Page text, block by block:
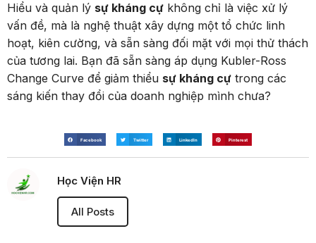
Hiểu và quản lý sự kháng cự không chỉ là việc xử lý
vấn đề, mà là nghệ thuật xây dựng một tổ chức linh
hoạt, kiên cường, và sẵn sàng đối mặt với mọi thử thách
của tương lai. Bạn đã sẵn sàng áp dụng Kubler-Ross
Change Curve để giảm thiểu sự kháng cự trong các
sáng kiến thay đổi của doanh nghiệp mình chưa?
Facebook Twitter LinkedIn Pinterest
Học Viện HR
All Posts